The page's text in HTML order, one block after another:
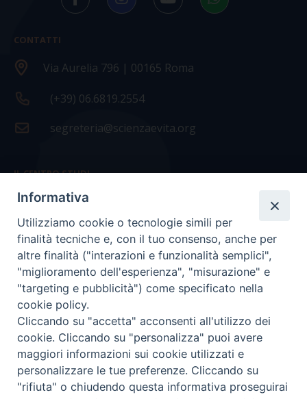
CONTATTI
Via Aurelia 796 | 00165 Roma
(+39) 06.6819.2554
segreteria@scienzaevita.org
IL CENTRO STUDI
La nostra storia
Statuto
Presidenza e ufficio presidenza
Consiglio scientifico
Coordinamento nazionale
COPYRIGHT Scienza & Vita - C.F96600690588- Tutti i
Informativa
Utilizziamo cookie o tecnologie simili per
finalità tecniche e, con il tuo consenso, anche per
altre finalità ("interazioni e funzionalità semplici",
"miglioramento dell'esperienza", "misurazione" e
"targeting e pubblicità") come specificato nella
cookie policy.
Cliccando su "accetta" acconsenti all'utilizzo dei
cookie. Cliccando su "personalizza" puoi avere
maggiori informazioni sui cookie utilizzati e
personalizzare le tue preferenze. Cliccando su
"rifiuta" o chiudendo questa informativa proseguirai